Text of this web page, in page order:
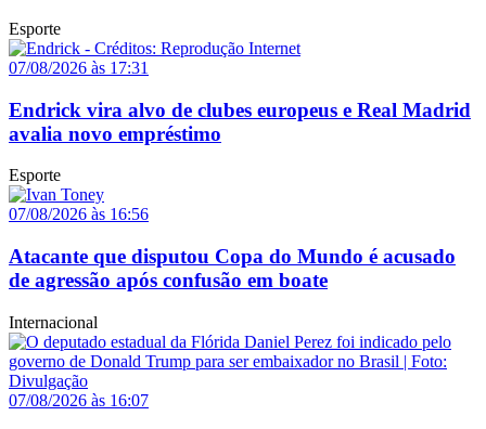
Esporte
07/08/2026 às 17:31
Endrick vira alvo de clubes europeus e Real Madrid
avalia novo empréstimo
Esporte
07/08/2026 às 16:56
Atacante que disputou Copa do Mundo é acusado
de agressão após confusão em boate
Internacional
07/08/2026 às 16:07